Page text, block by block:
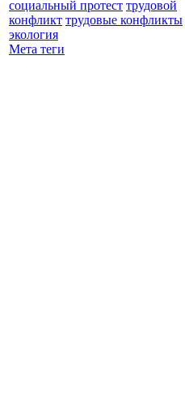
социальный протест трудовой
конфликт трудовые конфликты
экология
Мета теги